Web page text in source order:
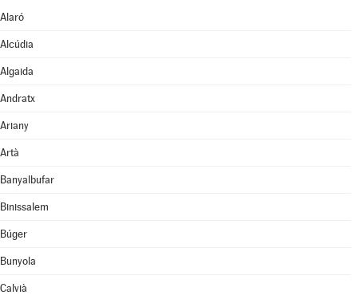
Alaró
Alcúdia
Algaida
Andratx
Ariany
Artà
Banyalbufar
Binissalem
Búger
Bunyola
Calvià